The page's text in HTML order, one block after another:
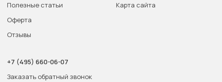
Полезные статьи
Оферта
Отзывы
Карта сайта
+7 (495) 660-06-07
Заказать обратный звонок